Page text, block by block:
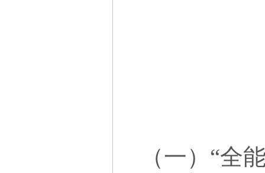
（一）“全